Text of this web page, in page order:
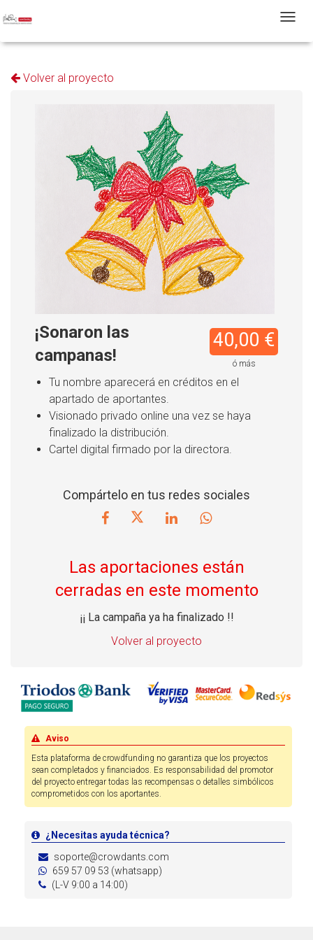
T
Volver al proyecto
40,00 €
ó más
¡Sonaron las
campanas!
Tu nombre aparecerá en créditos en el
apartado de aportantes.
Visionado privado online una vez se haya
finalizado la distribución.
Cartel digital firmado por la directora.
Compártelo en tus redes sociales
Las aportaciones están
cerradas en este momento
¡¡ La campaña ya ha finalizado !!
Volver al proyecto
Aviso
Esta plataforma de crowdfunding no garantiza que los proyectos
sean completados y financiados. Es responsabilidad del promotor
del proyecto entregar todas las recompensas o detalles simbólicos
comprometidos con los aportantes.
¿Necesitas ayuda técnica?
soporte@crowdants.com
659 57 09 53 (whatsapp)
(L-V 9:00 a 14:00)